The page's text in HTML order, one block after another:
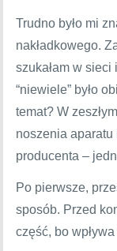
Trudno było mi
nakładkowego.
szukałam w sieci
“niewiele” było
temat? W
noszenia aparatu
producenta –
Po pierwsze,
sposób. Przed
część, bo